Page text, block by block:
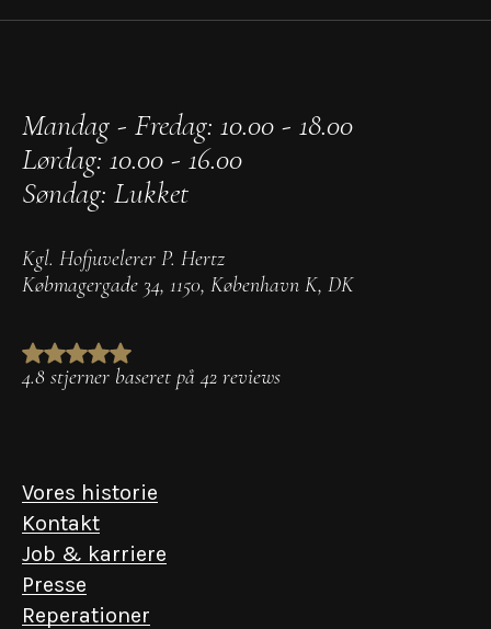
Mandag - Fredag: 10.00 - 18.00
Lørdag: 10.00 - 16.00
Søndag: Lukket
Kgl. Hofjuvelerer P. Hertz
Købmagergade 34, 1150, København K, DK
4.8 stjerner baseret på 42 reviews
Vores historie
Kontakt
Job & karriere
Presse
Reperationer